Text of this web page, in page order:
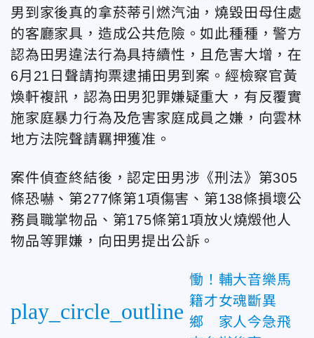
男到家後真的拿菸蒂引燃汽油，燒毀田母住處
的客廳家具，造成公共危險。如此種種，警方
認為田男違法行為具持續性，且危害大增，在
6月21日聲請拘票逮捕田男到案。經檢察官黃
煥軒複訊，認為田男犯罪嫌疑重大，有反覆實
施家庭暴力行為及危害家庭成員之嫌，向雲林
地方法院聲請羈押獲准。
案件偵查終結後，認定田男涉《刑法》第305
條恐嚇、第277條第1項傷害、第138條損壞公
務員職掌物品、第175條第1項放火燒燬他人
物品等罪嫌，向田男提出公訴。
play_circle_outline
慟！輔大音樂馬
籍才女魂斷異
鄉 家人今急飛